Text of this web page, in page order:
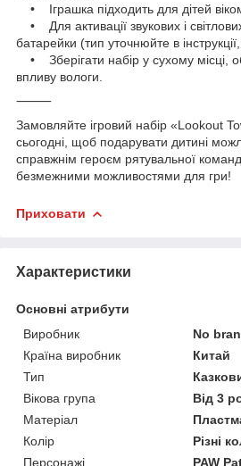
• Іграшка підходить для дітей віком
• Для активації звукових і
батарейки (тип уточнюйте в
• Зберігати набір у сухому місці,
впливу вологи.
⸻
Замовляйте ігровий набір «Lookout
сьогодні, щоб подарувати дитині
справжнім героєм рятувальної
безмежними можливостями для гри!
Приховати
Характеристики
Основні атрибути
Виробник
No
Країна виробник
Китай
Тип
Вікова група
Від 3
Матеріал
Колір
Різні
Персонажі
PAW